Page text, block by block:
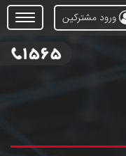
Open
Menu
ورود مشترکین